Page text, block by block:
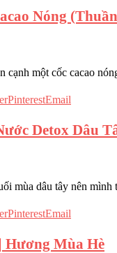
Nóng
cạnh một cốc cacao
PinterestEmail
Detox Dâu
mùa dâu tây nên
PinterestEmail
Mùa Hè